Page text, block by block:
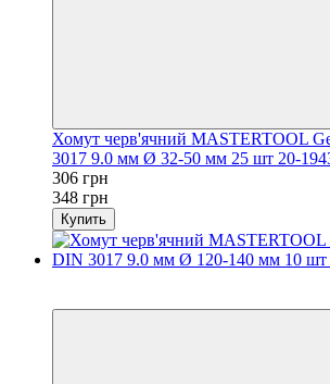
Хомут черв'ячний MASTERTOOL
3017 9.0 мм Ø 32-50 мм 25 шт 20-
306 грн
348 грн
Купить